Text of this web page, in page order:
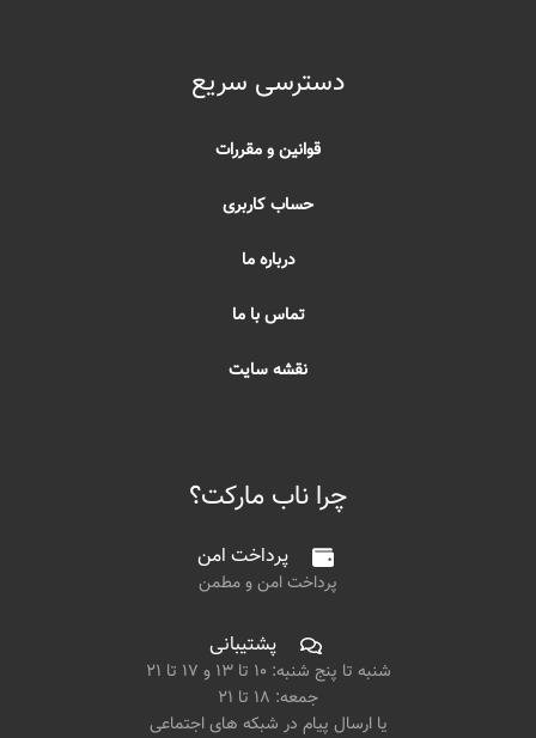
دسترسی سریع
قوانین و مقررات
حساب کاربری
درباره ما
تماس با ما
نقشه سایت
چرا ناب مارکت؟
پرداخت امن
پرداخت امن و مطمن
پشتیبانی
شنبه تا پنج شنبه: ۱۰ تا ۱۳ و ۱۷ تا ۲۱
جمعه: ۱۸ تا ۲۱
یا ارسال پیام در شبکه های اجتماعی